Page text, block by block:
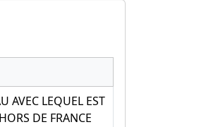
AVEC LEQUEL EST
DE FRANCE